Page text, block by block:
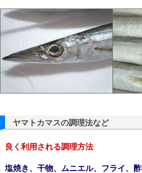
ヤマトカマスの調理法など
良く利用される調理方法
塩焼き、干物、ムニエル、フライ、